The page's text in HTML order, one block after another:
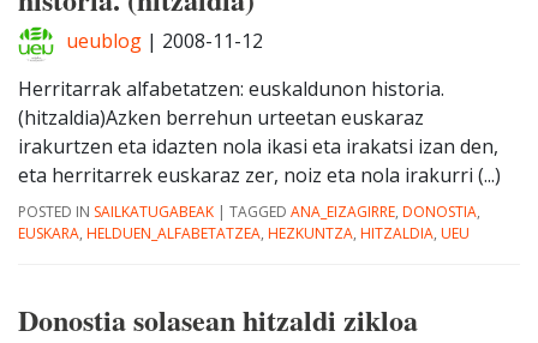
ueublog | 2008-11-12
Herritarrak alfabetatzen: euskaldunon historia.
(hitzaldia)Azken berrehun urteetan euskaraz
irakurtzen eta idazten nola ikasi eta irakatsi izan den,
eta herritarrek euskaraz zer, noiz eta nola irakurri (...)
POSTED IN SAILKATUGABEAK | TAGGED ANA_EIZAGIRRE, DONOSTIA,
EUSKARA, HELDUEN_ALFABETATZEA, HEZKUNTZA, HITZALDIA, UEU
Donostia solasean hitzaldi zikloa